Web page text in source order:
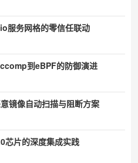
服务网格的零信任联动
到eBPF的防御演进
镜像自动扫描与阻断方案
芯片的深度集成实践